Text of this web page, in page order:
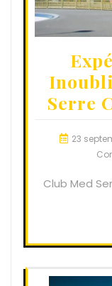
Serre
23
Club Med